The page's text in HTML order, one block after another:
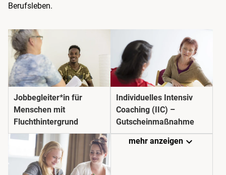
Berufsleben.
Jobbegleiter*in für
Menschen mit
Fluchthintergrund
Individuelles Intensiv
Coaching (IIC) –
Gutscheinmaßnahme
mehr anzeigenexpand_more